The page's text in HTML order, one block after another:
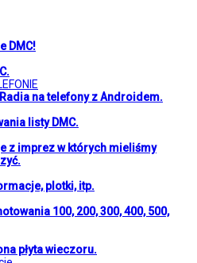
DMC!
na telefony z Androidem.
listy DMC.
z imprez w których mieliśmy
plotki, itp.
100, 200, 300, 400, 500,
płyta wieczoru.